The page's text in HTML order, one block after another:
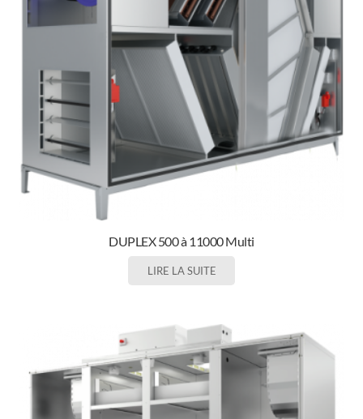
DUPLEX 500 à 11000 Multi
LIRE LA SUITE